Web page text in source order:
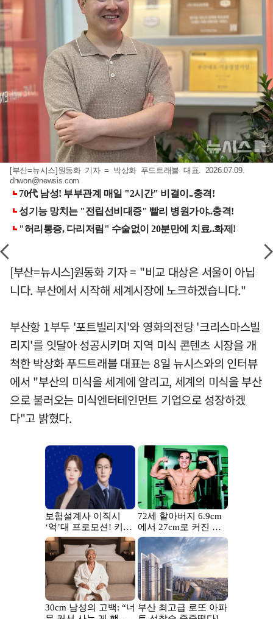
[부산=뉴시스]원동화 기자 = 박상화 푸드트래블 대표. 2026.07.09.
dhwon@newsis.com
[부산=뉴시스]원동화 기자 = "비교 대상은 서울이 아닙
니다. 부산에서 시작해 세계시장에 노크하겠습니다."
부산항 1부두 '포트빌리지'와 영화의전당 '크리스마스빌
리지'를 잇달아 성공시키며 지역 미식 콘텐츠 시장을 개
척한 박상화 푸드트래블 대표는 8일 뉴시스와의 인터뷰
에서 "부산의 미식을 세계에 알리고, 세계의 미식을 부산
으로 불러오는 미식엔터테인먼트 기업으로 성장하겠
다"고 밝혔다.